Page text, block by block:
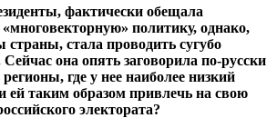
фактически обещала
политику, однако,
страны, стала проводить сугубо
она опять заговорила по-русски
где у нее наиболее низкий
ей таким образом привлечь на свою
электората?